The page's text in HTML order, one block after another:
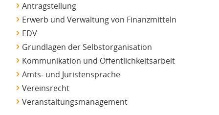
Antragstellung
Erwerb und Verwaltung von Finanzmitteln
EDV
Grundlagen der Selbstorganisation
Kommunikation und Öffentlichkeitsarbeit
Amts- und Juristensprache
Vereinsrecht
Veranstaltungsmanagement